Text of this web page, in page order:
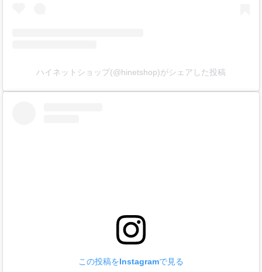
ハイネットショップ(@hinetshop)がシェアした投稿
この投稿をInstagramで見る